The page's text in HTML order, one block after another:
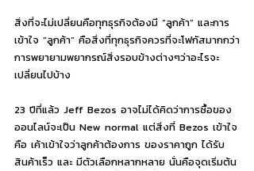
สิ่งที่จะไม่เปลี่ยนคือทุกธุรกิจต้องมี “ลูกค้า” และการ
เข้าใจ “ลูกค้า” คือสิ่งที่ทุกธุรกิจควรที่จะโฟกัสมากกว่า
การพยายามพยากรณ์สิ่งรอบข้างต่างๆว่าอะไรจะ
เปลี่ยนไปบ้าง
23 ปีที่แล้ว Jeff Bezos อาจไม่ได้คิดว่าการซื้อของ
ออนไลน์จะเป็น New normal แต่สิ่งที่ Bezos เข้าใจ
คือ เค้าเข้าใจว่าลูกค้าต้องการ ของราคาถูก ได้รับ
สินค้าเร็ว และ มีตัวเลือกหลากหลาย นั่นคือจุดเริ่มต้น